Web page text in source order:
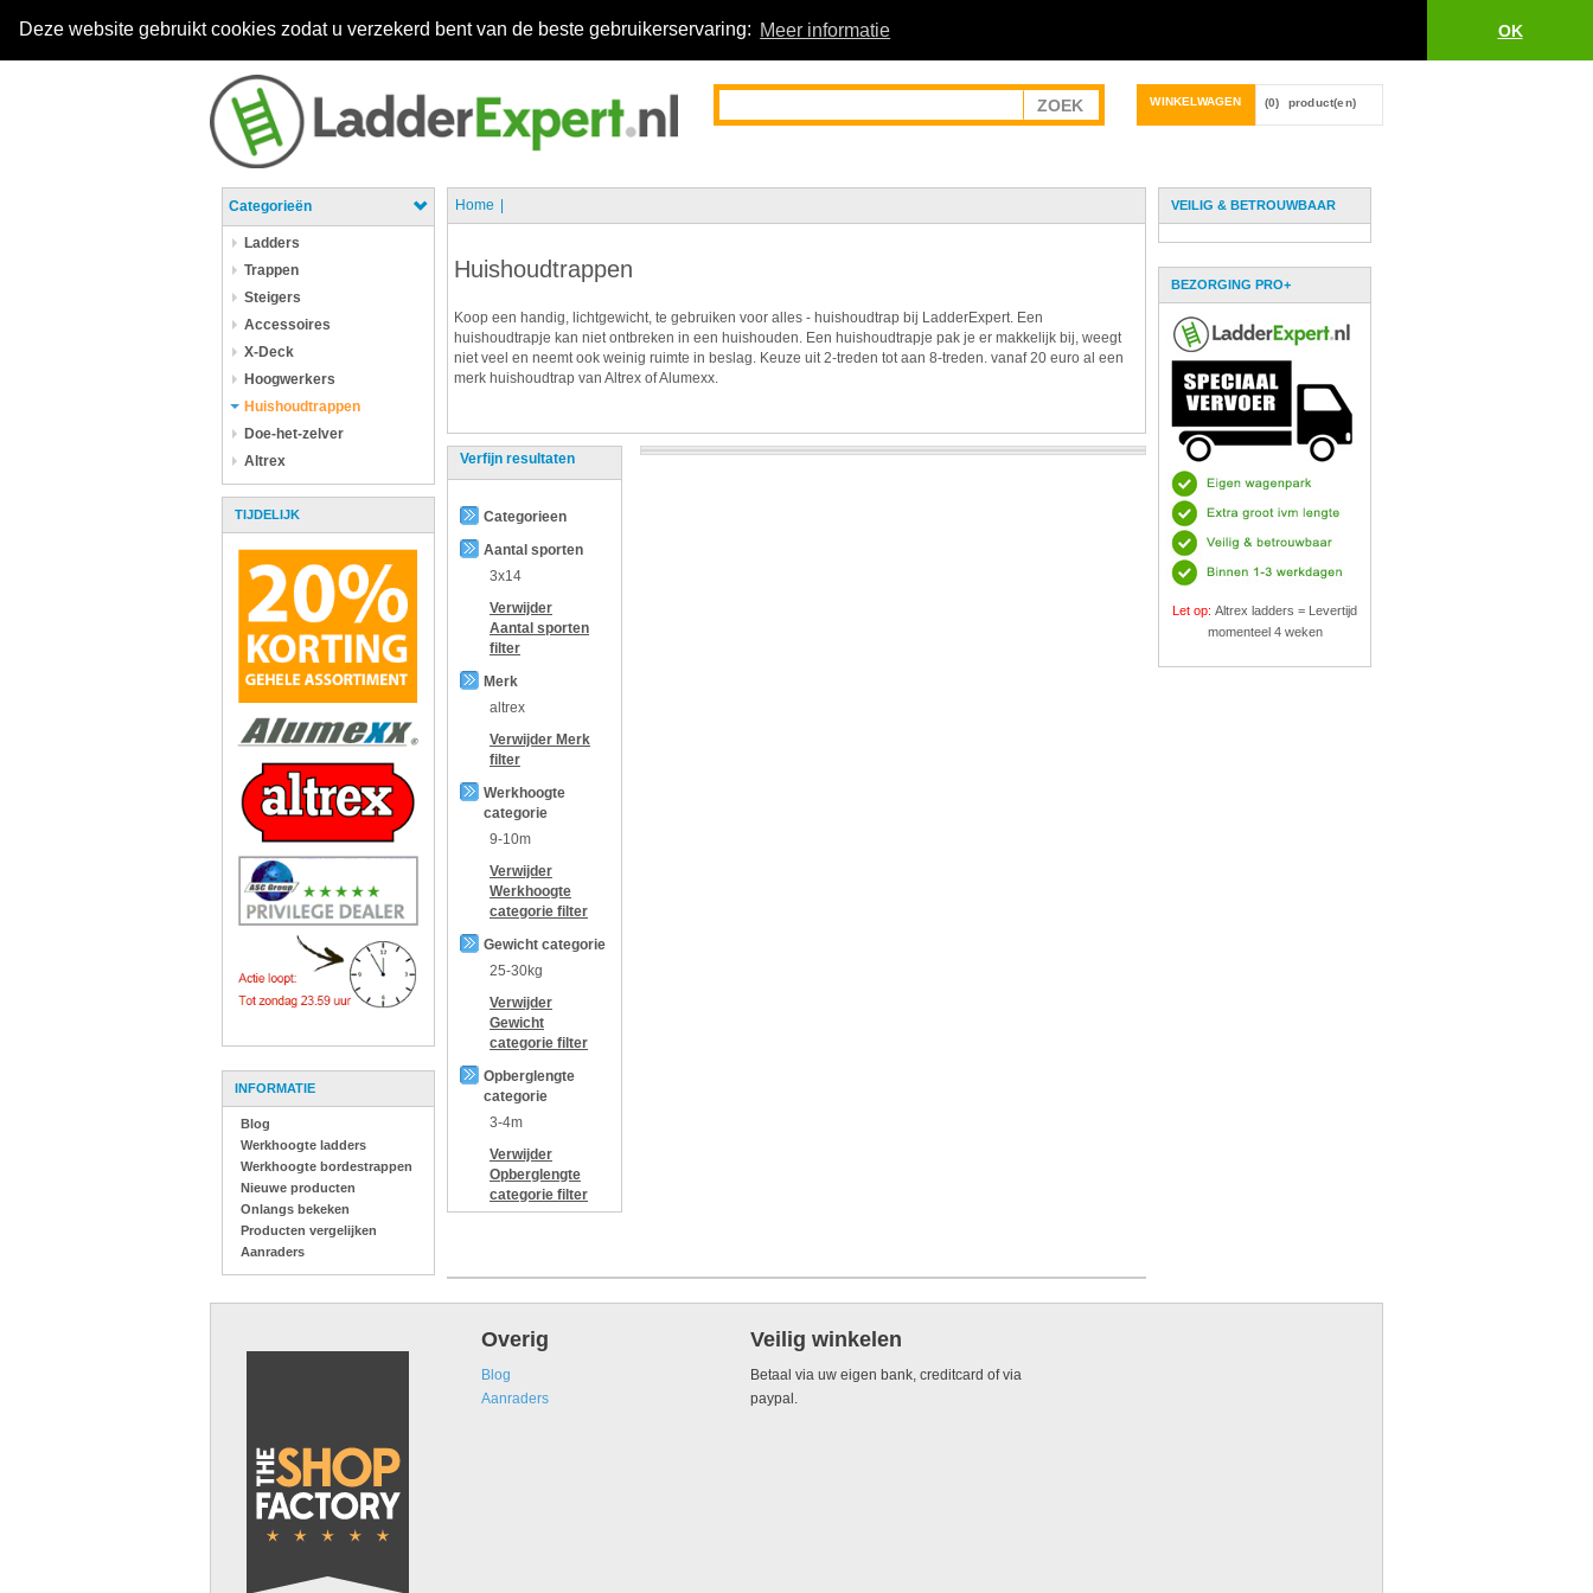
Deze website gebruikt cookies zodat u verzekerd bent van de beste gebruikerservaring: Meer informatie OK
WINKELWAGEN (0) product(en)
Categorieën
Ladders
Trappen
Steigers
Accessoires
X-Deck
Hoogwerkers
Huishoudtrappen
Doe-het-zelver
Altrex
TIJDELIJK
INFORMATIE
Blog
Werkhoogte ladders
Werkhoogte bordestrappen
Nieuwe producten
Onlangs bekeken
Producten vergelijken
Aanraders
Home
Huishoudtrappen
Koop een handig, lichtgewicht, te gebruiken voor alles - huishoudtrap bij LadderExpert. Een
huishoudtrapje kan niet ontbreken in een huishouden. Een huishoudtrapje pak je er makkelijk bij, weegt
niet veel en neemt ook weinig ruimte in beslag. Keuze uit 2-treden tot aan 8-treden. vanaf 20 euro al een
merk huishoudtrap van Altrex of Alumexx.
Verfijn resultaten
Categorieen
Aantal sporten
3x14
Verwijder
Aantal sporten
filter
Merk
altrex
Verwijder Merk
filter
Werkhoogte
categorie
9-10m
Verwijder
Werkhoogte
categorie filter
Gewicht categorie
25-30kg
Verwijder
Gewicht
categorie filter
Opberglengte
categorie
3-4m
Verwijder
Opberglengte
categorie filter
VEILIG & BETROUWBAAR
BEZORGING PRO+
Let op: Altrex ladders = Levertijd
momenteel 4 weken
Overig
Blog
Aanraders
Veilig winkelen
Betaal via uw eigen bank, creditcard of via
paypal.